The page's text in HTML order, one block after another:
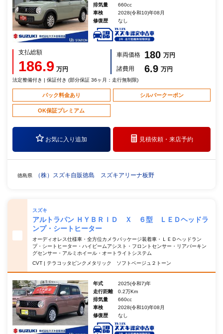
排気量
660cc
車検
2028(令和10)年08月
修復歴
なし
支払総額
186.9 万円
車両価格 180 万円
諸費用
6.9 万円
法定整備付き | 保証付き (部分保証 36ヶ月：走行無制限)
パック料金あり シルバークーポン
OK保証プレミアム
お気に入り追加 見積依頼・来店予約
徳島県 （株）スズキ自販徳島 スズキアリーナ板野
スズキ
アルトラパン ＨＹＢＲＩＤ Ｘ ６型 ＬＥＤヘッドラ
ンプ・シートヒーター
オーディオレス仕様車・全方位カメラパッケージ装着車・ＬＥＤヘッドラン
プ・シートヒーター・ハイビームアシスト・フロントセンサー・リアパーキン
グセンサー・アルミホイール・オートライトシステム
CVT | テラコッタピンクメタリック ソフトベージュ２トーン
年式
2025(令和7)年
走行距離
0.2万Km
排気量
660cc
車検
2028(令和10)年08月
修復歴
なし